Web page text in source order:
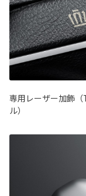
専用レーザー加飾
ル）